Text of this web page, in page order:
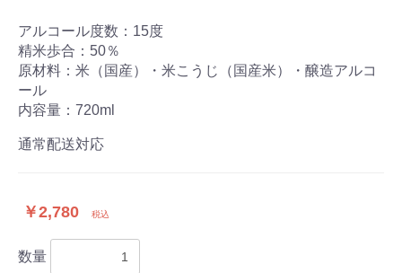
アルコール度数：15度
精米歩合：50％
原材料：米（国産）・米こうじ（国産米）・醸造アルコ
ール
内容量：720ml
通常配送対応
￥2,780 税込
数量